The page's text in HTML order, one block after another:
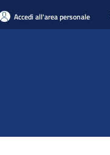
Accedi all'area personale